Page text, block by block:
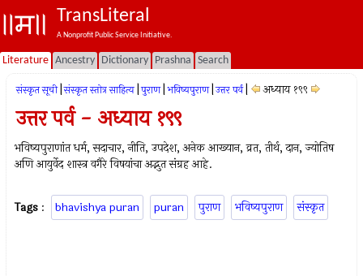
TransLiteral
A Nonprofit Public Service Initiative.
Literature Ancestry Dictionary Prashna Search
संस्कृत सूची संस्कृत स्तोत्र साहित्य पुराण भविष्यपुराण उत्तर पर्व अध्याय १९९
उत्तर पर्व - अध्याय १९९
भविष्यपुराणांत धर्म, सदाचार, नीति, उपदेश, अनेक आख्यान, व्रत, तीर्थ, दान, ज्योतिष
अणि आयुर्वेद शास्त्र वगैरे विषयांचा अद्भुत संग्रह आहे.
Tags : bhavishya puran puran पुराण भविष्यपुराण संस्कृत